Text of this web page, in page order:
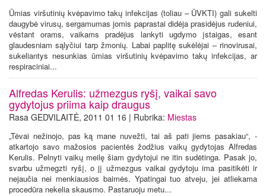
Ūmias viršutinių kvėpavimo takų infekcijas (toliau – ŪVKTI) gali sukelti
daugybė virusų, sergamumas jomis paprastai didėja prasidėjus rudeniui,
vėstant orams, vaikams pradėjus lankyti ugdymo įstaigas, esant
glaudesniam sąlyčiui tarp žmonių. Labai paplitę sukėlėjai – rinovirusai,
sukeliantys nesunkias ūmias viršutinių kvėpavimo takų infekcijas, ar
respiraciniai...
Alfredas Kerulis: užmezgus ryšį, vaikai savo
gydytojus priima kaip draugus
Rasa GEDVILAITĖ, 2011 01 16 | Rubrika: Miestas
„Tėvai nežinojo, pas ką mane nuvežti, tai aš pati jiems pasakiau“, -
atkartojo savo mažosios pacientės žodžius vaikų gydytojas Alfredas
Kerulis. Pelnyti vaikų meilę šiam gydytojui ne itin sudėtinga. Pasak jo,
svarbu užmegzti ryšį, o jį užmezgus vaikai gydytoju ima pasitikėti ir
nejaučia nei menkiausios baimės. Ypatingai tuo atveju, jei atliekama
procedūra nekelia skausmo. Pastaruoju metu...